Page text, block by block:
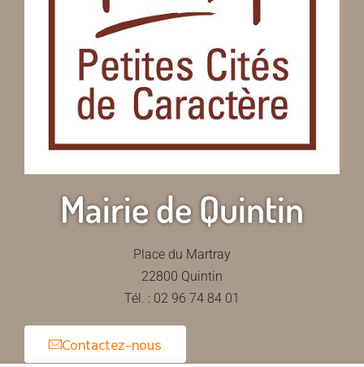
Mairie de Quintin
Place du Martray
22800 Quintin
Tél. : 02 96 74 84 01
Contactez-nous